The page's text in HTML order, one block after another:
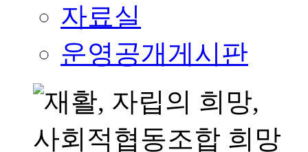
자료실
운영공개게시판